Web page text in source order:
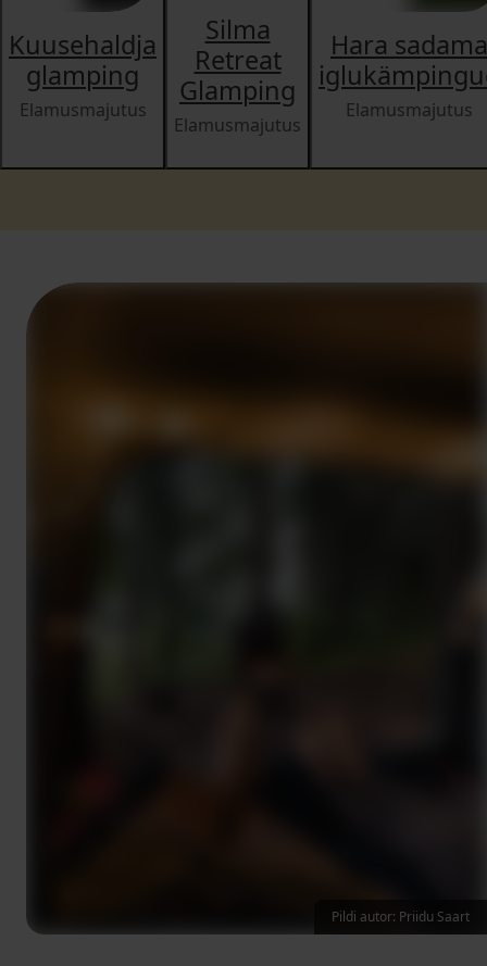
Kuusehaldja
glamping
Elamusmajutus
Silma
Retreat
Glamping
Elamusmajutus
Hara sadama
Elamusmajutus
Pildi autor: Priidu Saart